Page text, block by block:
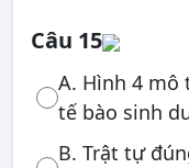
Câu 15
A. Hình 4 mô
tế bào sinh
B. Trật tự